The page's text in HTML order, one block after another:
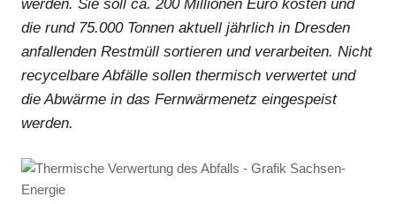
werden. Sie soll ca. 200 Millionen Euro kosten und
die rund 75.000 Tonnen aktuell jährlich in Dresden
anfallenden Restmüll sortieren und verarbeiten. Nicht
recycelbare Abfälle sollen thermisch verwertet und
die Abwärme in das Fernwärmenetz eingespeist
werden.